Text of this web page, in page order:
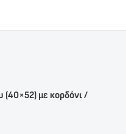
(40×52) με κορδόνι /